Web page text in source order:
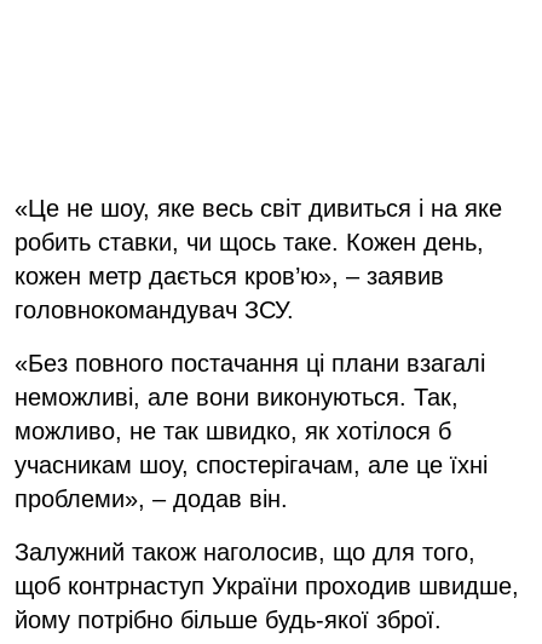
«Це не шоу, яке весь світ дивиться і на яке
робить ставки, чи щось таке. Кожен день,
кожен метр дається кров’ю», – заявив
головнокомандувач ЗСУ.
«Без повного постачання ці плани взагалі
неможливі, але вони виконуються. Так,
можливо, не так швидко, як хотілося б
учасникам шоу, спостерігачам, але це їхні
проблеми», – додав він.
Залужний також наголосив, що для того,
щоб контрнаступ України проходив швидше,
йому потрібно більше будь-якої зброї.